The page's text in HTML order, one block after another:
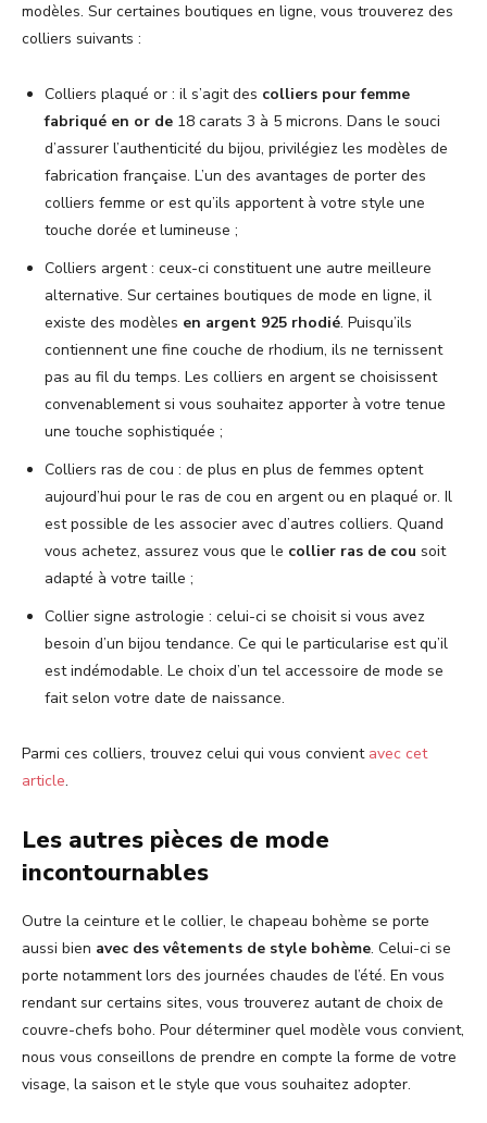
modèles. Sur certaines boutiques en ligne, vous trouverez des
colliers suivants :
Colliers plaqué or : il s’agit des colliers pour femme
fabriqué en or de 18 carats 3 à 5 microns. Dans le souci
d’assurer l’authenticité du bijou, privilégiez les modèles de
fabrication française. L’un des avantages de porter des
colliers femme or est qu’ils apportent à votre style une
touche dorée et lumineuse ;
Colliers argent : ceux-ci constituent une autre meilleure
alternative. Sur certaines boutiques de mode en ligne, il
existe des modèles en argent 925 rhodié. Puisqu’ils
contiennent une fine couche de rhodium, ils ne ternissent
pas au fil du temps. Les colliers en argent se choisissent
convenablement si vous souhaitez apporter à votre tenue
une touche sophistiquée ;
Colliers ras de cou : de plus en plus de femmes optent
aujourd’hui pour le ras de cou en argent ou en plaqué or. Il
est possible de les associer avec d’autres colliers. Quand
vous achetez, assurez vous que le collier ras de cou soit
adapté à votre taille ;
Collier signe astrologie : celui-ci se choisit si vous avez
besoin d’un bijou tendance. Ce qui le particularise est qu’il
est indémodable. Le choix d’un tel accessoire de mode se
fait selon votre date de naissance.
Parmi ces colliers, trouvez celui qui vous convient avec cet
article.
Les autres pièces de mode
incontournables
Outre la ceinture et le collier, le chapeau bohème se porte
aussi bien avec des vêtements de style bohème. Celui-ci se
porte notamment lors des journées chaudes de l’été. En vous
rendant sur certains sites, vous trouverez autant de choix de
couvre-chefs boho. Pour déterminer quel modèle vous convient,
nous vous conseillons de prendre en compte la forme de votre
visage, la saison et le style que vous souhaitez adopter.